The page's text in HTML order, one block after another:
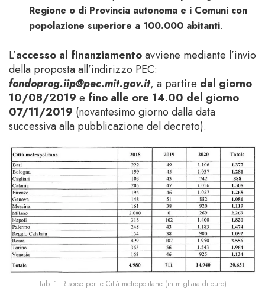
Regione o di Provincia autonoma e i Comuni con
popolazione superiore a 100.000 abitanti.
L’accesso al finanziamentoavviene mediante l’invio
della proposta all’indirizzo PEC:
fondoprog.iip@pec.mit.gov.it, a partire dal giorno
10/08/2019 e fino alle ore 14.00 del giorno
07/11/2019 (novantesimo giorno dalla data
successiva alla pubblicazione del decreto).
Tab. 1. Risorse per le Città metropolitane (in migliaia di euro)